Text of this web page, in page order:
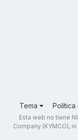
Tema
Esta web no tiene
Company (KYMCO),